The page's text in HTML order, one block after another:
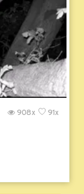
91x
908x